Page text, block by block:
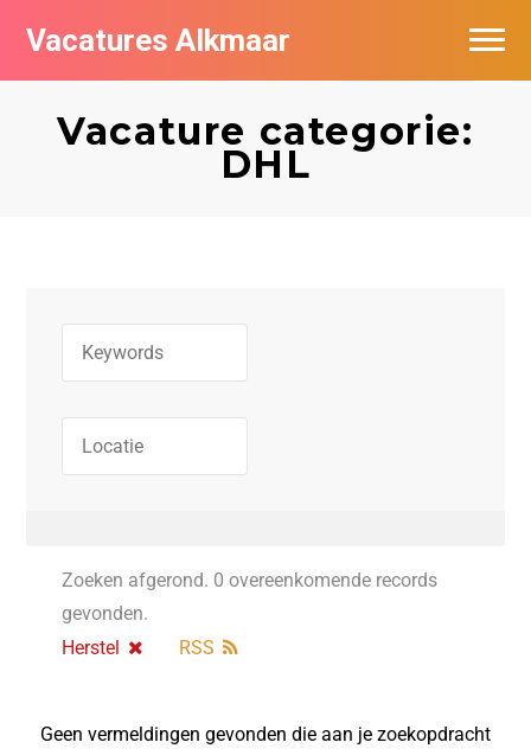
Vacatures Alkmaar
Vacature categorie:
DHL
Zoeken afgerond. 0 overeenkomende records
gevonden.
Herstel
RSS
Geen vermeldingen gevonden die aan je zoekopdracht
Vacatures per bedrijf
Nieuwsbrief feed